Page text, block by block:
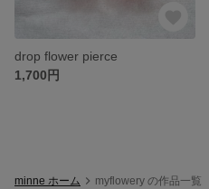
drop flower pierce
1,700円
minne ホーム myflowery の作品一覧